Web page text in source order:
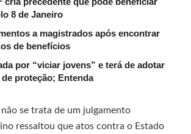
8 de Janeiro
a magistrados após encontrar
de benefícios
por “viciar jovens” e terá de adotar
proteção; Entenda
se trata de um julgamento
ressaltou que atos contra o Estado